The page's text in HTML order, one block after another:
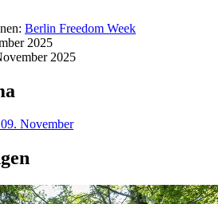
Berlin Freedom Week
2025
2025
November